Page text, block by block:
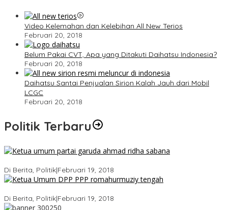
Video Kelemahan dan Kelebihan All New Terios
Februari 20, 2018
Belum Pakai CVT, Apa yang Ditakuti Daihatsu Indonesia?
Februari 20, 2018
Daihatsu Santai Penjualan Sirion Kalah Jauh dari Mobil
LCGC
Februari 20, 2018
Politik Terbaru
Di Berita, Politik|Februari 19, 2018
Di Berita, Politik|Februari 19, 2018